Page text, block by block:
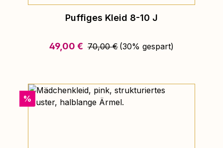
Puffiges Kleid 8-10 J
Verkaufspreis:
49,00 € Regulärer Preis:
70,00 € (30% gespart)
Rabatt
%